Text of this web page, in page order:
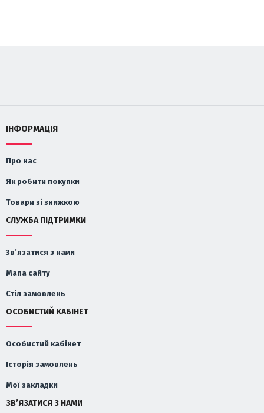
ІНФОРМАЦІЯ
Про нас
Як робити покупки
Товари зі знижкою
СЛУЖБА ПІДТРИМКИ
Зв’язатися з нами
Мапа сайту
Стіл замовлень
ОСОБИСТИЙ КАБІНЕТ
Особистий кабінет
Історія замовлень
Мої закладки
ЗВ’ЯЗАТИСЯ З НАМИ